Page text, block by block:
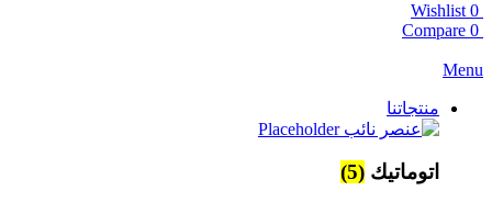
0
Wishlist
0
Compare
Menu
منتجاتنا
اتوماتيك (5)